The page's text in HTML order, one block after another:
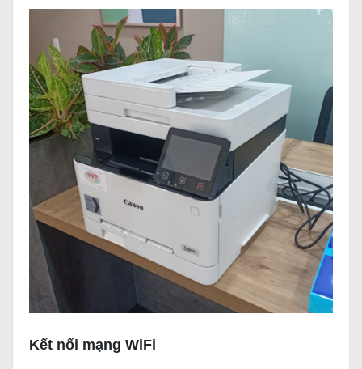
Kết nối mạng WiFi